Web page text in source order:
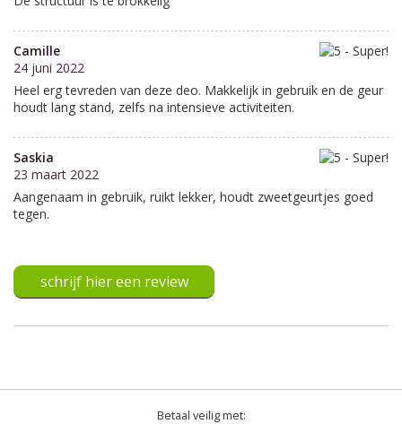
Camille
24 juni 2022
Heel erg tevreden van deze deo. Makkelijk in gebruik en de geur
houdt lang stand, zelfs na intensieve activiteiten.
Saskia
23 maart 2022
Aangenaam in gebruik, ruikt lekker, houdt zweetgeurtjes goed
tegen.
schrijf hier een review
Betaal veilig met: